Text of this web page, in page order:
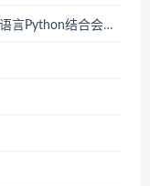
结合会发生什么？